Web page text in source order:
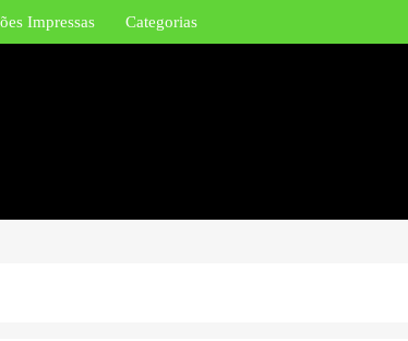
Impressas Categorias